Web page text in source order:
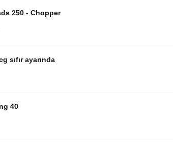
250 - Chopper
sıfır ayarında
40